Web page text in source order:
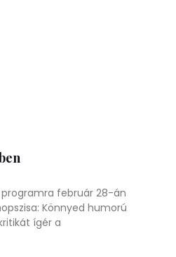
február 28-án
Könnyed humorú
ígér a